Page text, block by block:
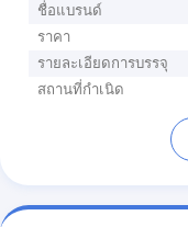
ชื่อแบรนด์
ราคา
รายละเอียดการบรรจุ
สถานที่กำเนิด